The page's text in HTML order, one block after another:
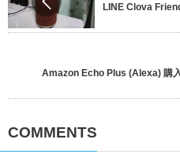
LINE Clova
Amazon Echo Plus (Alexa) 購
COMMENTS